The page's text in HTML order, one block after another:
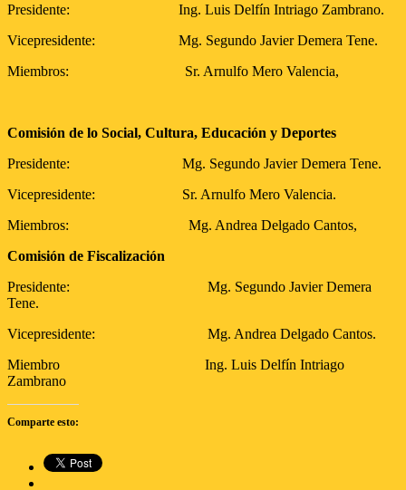
Presidente: Ing. Luis Delfín Intriago Zambrano.
Vicepresidente: Mg. Segundo Javier Demera Tene.
Miembros: Sr. Arnulfo Mero Valencia,
Comisión de lo Social, Cultura, Educación y Deportes
Presidente: Mg. Segundo Javier Demera Tene.
Vicepresidente: Sr. Arnulfo Mero Valencia.
Miembros: Mg. Andrea Delgado Cantos,
Comisión de Fiscalización
Presidente: Mg. Segundo Javier Demera
Tene.
Vicepresidente: Mg. Andrea Delgado Cantos.
Miembro Ing. Luis Delfín Intriago
Zambrano
Comparte esto: